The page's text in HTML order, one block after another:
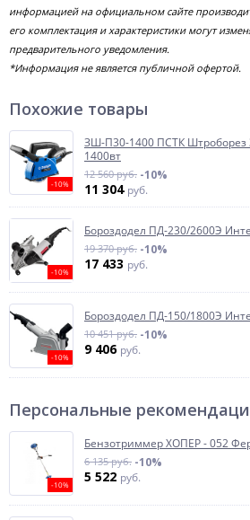
информацией на официальном сайте
его комплектация и характеристики могут
предварительного уведомления.
*Информация не является публичной офертой.
Похожие товары
-10%
ЗШ-П30-1400 ПСТК Штроборез
1400вт
12 560 руб. -10%
11 304 руб.
-10%
Бороздодел ПД-230/2600Э
19 370 руб. -10%
17 433 руб.
-10%
Бороздодел ПД-150/1800Э
10 451 руб. -10%
9 406 руб.
Персональные
-10%
Бензотриммер ХОПЕР - 052
6 135 руб. -10%
5 522 руб.